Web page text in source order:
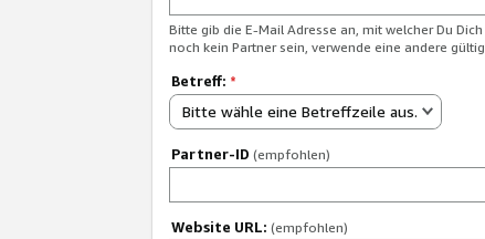
Bitte gib die E-Mail Adresse an, mit welcher Du
noch kein Partner sein, verwende eine andere
Betreff: *
Bitte wähle eine Betreffzeile aus.
Partner-ID (empfohlen)
Website URL: (empfohlen)